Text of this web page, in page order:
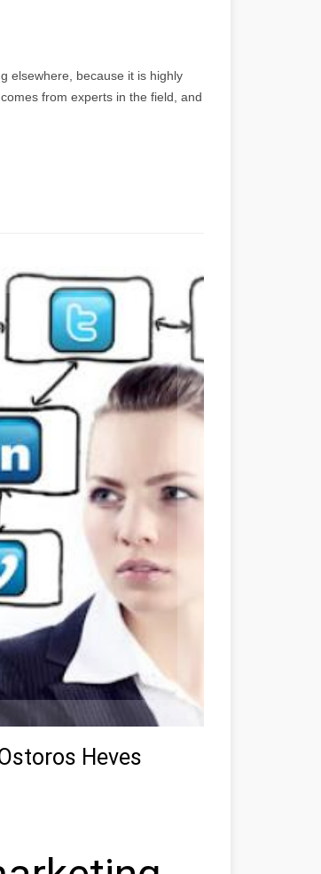
elsewhere, because it is highly
from experts in the field, and
Heves